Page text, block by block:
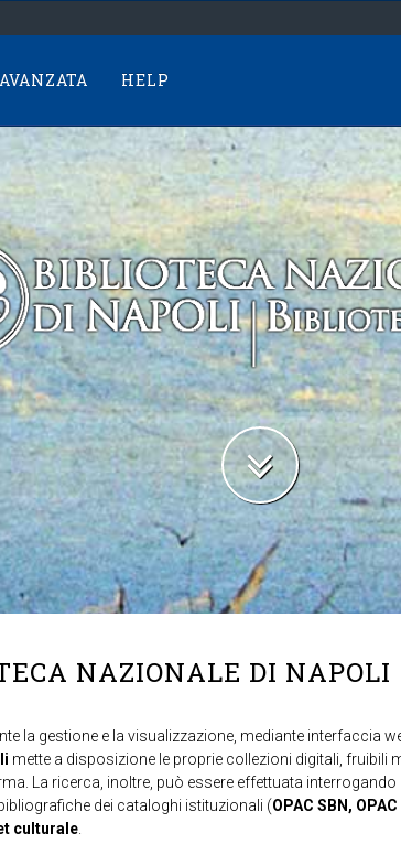
HELP
NAZIONALE DI NAPOLI
la gestione e la visualizzazione, mediante interfaccia
mette a disposizione le proprie collezioni digitali, fruibili
La ricerca, inoltre, può essere effettuata
dei cataloghi istituzionali (OPAC SBN,
culturale.